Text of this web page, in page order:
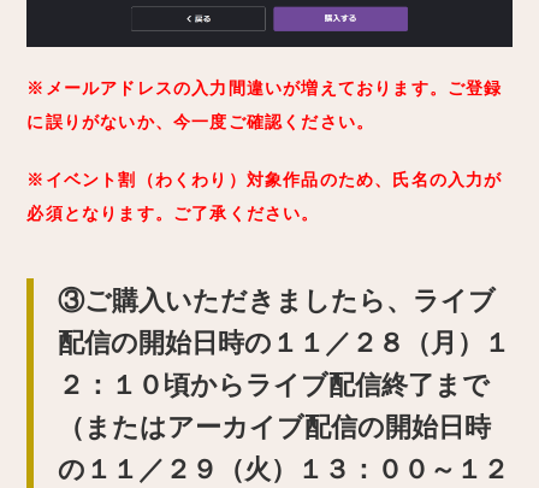
※メールアドレスの入力間違いが増えております。ご登録
に誤りがないか、今一度ご確認ください。
※イベント割（わくわり）対象作品のため、氏名の入力が
必須となります。ご了承ください。
③ご購入いただきましたら、ライブ
配信の開始日時の１１／２８（月）１
２：１０頃からライブ配信終了まで
（またはアーカイブ配信の開始日時
の１１／２９（火）１３：００～１２